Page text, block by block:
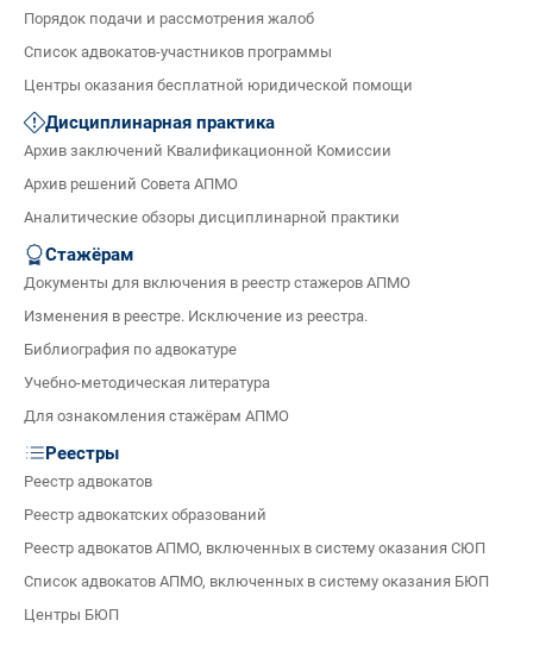
Порядок подачи и рассмотрения жалоб
Список адвокатов-участников программы
Центры оказания бесплатной юридической помощи
Дисциплинарная практика
Архив заключений Квалификационной Комиссии
Архив решений Совета АПМО
Аналитические обзоры дисциплинарной практики
Стажёрам
Документы для включения в реестр стажеров АПМО
Изменения в реестре. Исключение из реестра.
Библиография по адвокатуре
Учебно-методическая литература
Для ознакомления стажёрам АПМО
Реестры
Реестр адвокатов
Реестр адвокатских образований
Реестр адвокатов АПМО, включенных в систему оказания СЮП
Список адвокатов АПМО, включенных в систему оказания БЮП
Центры БЮП